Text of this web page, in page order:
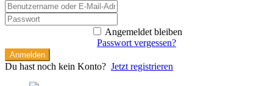
Angemeldet bleiben
Passwort vergessen?
Anmelden
Du hast noch kein Konto? Jetzt registrieren